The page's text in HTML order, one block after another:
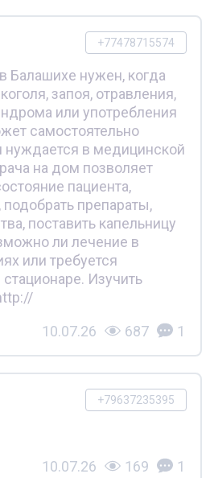
+77478715574
Балашихе нужен, когда
запоя, отравления,
или употребления
самостоятельно
нуждается в медицинской
на дом позволяет
пациента,
препараты,
поставить капельницу
ли лечение в
или требуется
Изучить
10.07.26 687 1
+79637235395
10.07.26 169 1